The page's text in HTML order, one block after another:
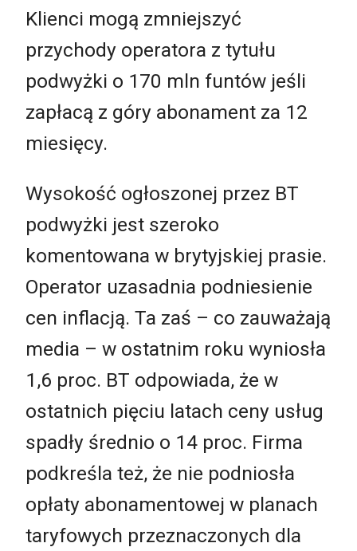
Klienci mogą zmniejszyć
przychody operatora z tytułu
podwyżki o 170 mln funtów jeśli
zapłacą z góry abonament za 12
miesięcy.
Wysokość ogłoszonej przez BT
podwyżki jest szeroko
komentowana w brytyjskiej prasie.
Operator uzasadnia podniesienie
cen inflacją. Ta zaś – co zauważają
media – w ostatnim roku wyniosła
1,6 proc. BT odpowiada, że w
ostatnich pięciu latach ceny usług
spadły średnio o 14 proc. Firma
podkreśla też, że nie podniosła
opłaty abonamentowej w planach
taryfowych przeznaczonych dla